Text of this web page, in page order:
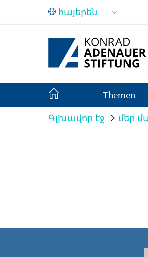
Skip to Main Content
Themen
Գլխավոր էջ մեր